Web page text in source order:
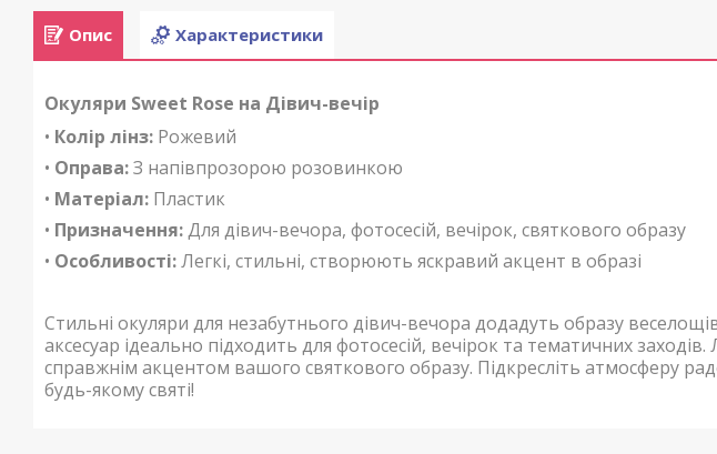
Опис Характеристики
Окуляри Sweet Rose на Дівич-вечір
• Колір лінз: Рожевий
• Оправа:З напівпрозорою розовинкою
• Матеріал: Пластик
• Призначення:Для дівич-вечора, фотосесій, вечірок, святкового образу
• Особливості:Легкі, стильні, створюють яскравий акцент в образі
Стильні окуляри для незабутнього дівич-вечора додадуть образу
аксесуар ідеально підходить для фотосесій, вечірок та тематичних заходів.
справжнім акцентом вашого святкового образу. Підкресліть атмосферу
будь-якому святі!